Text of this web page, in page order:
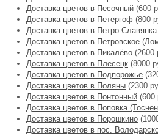
Доставка цветов в Песочный (600
Доставка цветов в Петергоф (800
Доставка цветов в Петро-Славянка
Доставка цветов в Петровское
Доставка цветов в Пикалёво (2600
Доставка цветов в Плесецк (8000
Доставка цветов в Подпорожье
Доставка цветов в Поляны (2300
Доставка цветов в Понтонный (600
Доставка цветов в Поповка
Доставка цветов в Порошкино
Доставка цветов в пос.